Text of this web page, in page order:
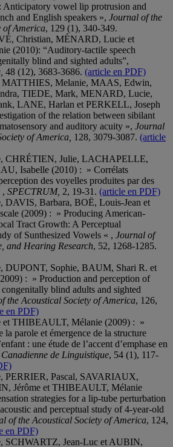
Anticipatory vowel lip protrusion and
and English speakers », Journal of the
of America, 129 (1), 340-349.
Christian, MÉNARD, Lucie et
(2010): “Auditory-tactile speech
blind and sighted adults”,
48 (12), 3683-3686. (article en PDF)
MATTHIES, Melanie, MAAS, Edwin,
TIEDE, Mark, MENARD, Lucie,
LANE, Harlan et PERKELL, Joseph
of the relation between sibilant
and auditory acuity », Journal
of America, 128, 3079-3087. (article
CHRÉTIEN, Julie, LACHAPELLE,
Isabelle (2010) : » Corrélats
des voyelles produites par des
, SPECTRUM, 2, 19-31. (article en PDF)
Barbara, BOË, Louis-Jean et
(2009) : » Producing American-
Tract Growth: A Perceptual
of Sunthesized Vowels « , Journal of
and Hearing Research, 52, 1268-1285.
DUPONT, Sophie, BAUM, Shari R. et
: » Production and perception of
blind adults and sighted
the Acoustical Society of America, 126,
en PDF)
THIBEAULT, Mélanie (2009) : »
la parole et émergence de la structure
: une étude de l’accent d’emphase en
Canadienne de Linguistique, 54 (1), 117-
PERRIER, Pascal, SAVARIAUX,
Jérôme et THIBEAULT, Mélanie
strategies for a lip-tube perturbation
and perceptual study of 4-year-old
of the Acoustical Society of America, 124,
en PDF)
SCHWARTZ, Jean-Luc et AUBIN,